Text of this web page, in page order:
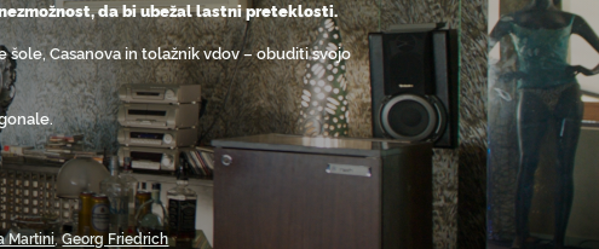
da bi ubežal lastni preteklosti.
šole, Casanova in tolažnik vdov – obuditi svojo
Martini,Georg Friedrich